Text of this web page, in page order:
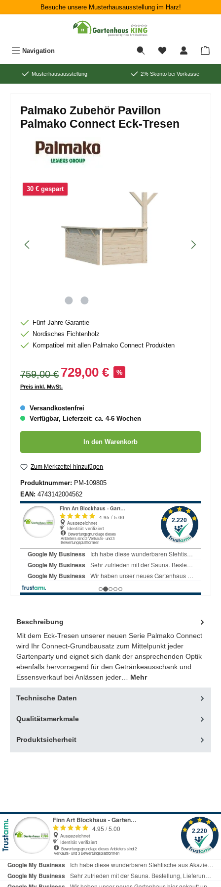
Zum Hauptinhalt springenBesuche unsere Musterhausausstellung im Harz!
Navigation
Musterhausausstellung 2% Skonto bei Vorkasse
Palmako Zubehör Pavillon
Palmako Connect Eck-Tresen
Bildergalerie überspringen
30 € gespart
Fünf Jahre Garantie
Nordisches Fichtenholz
Kompatibel mit allen Palmako Connect Produkten
759,00 € 729,00 € %
Preis inkl. MwSt.
Versandkostenfrei
Verfügbar, Lieferzeit: ca. 4-6 Wochen
In den Warenkorb
Zum Merkzettel hinzufügen
Produktnummer: PM-109805
EAN: 4743142004562
Beschreibung
Mit dem Eck-Tresen unserer neuen Serie Palmako Connect
wird Ihr Connect-Grundbausatz zum Mittelpunkt jeder
Gartenparty und eignet sich dank der ansprechenden Optik
ebenfalls hervorragend für den Getränkeausschank und
Essensverkauf bei Anlässen jeder… Mehr
Technische Daten
Qualitätsmerkmale
Produktsicherheit